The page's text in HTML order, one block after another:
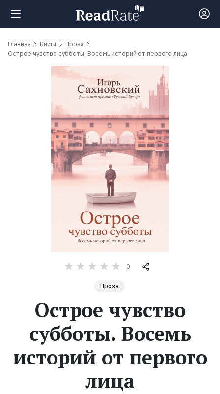
Поиск
Рейтинги
обсуждаемые
Коллекции
Главная Книги
Проза
Острое чувство субботы. Восемь историй от первого лица
0
Проза
Острое чувство
субботы. Восемь
историй от первого
лица